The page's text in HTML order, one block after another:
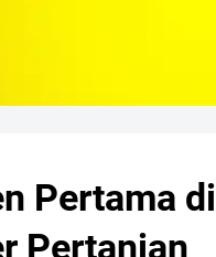
Pertama
Pertanian